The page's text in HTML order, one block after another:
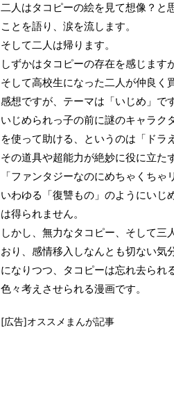
二人はタコピーの絵を見て想像？と
ことを語り、涙を流します。
そして二人は帰ります。
しずかはタコピーの存在を感じます
そして高校生になった二人が仲良く
感想ですが、テーマは「いじめ」です
いじめられっ子の前に謎のキャラク
を使って助ける、というのは「ドラ
その道具や超能力が絶妙に役に立た
「ファンタジーなのにめちゃくちゃ
いわゆる「復讐もの」のようにいじ
は得られません。
しかし、無力なタコピー、そして三
おり、感情移入しなんとも切ない気
になりつつ、タコピーは忘れ去られ
色々考えさせられる漫画です。
[広告]オススメまんが記事